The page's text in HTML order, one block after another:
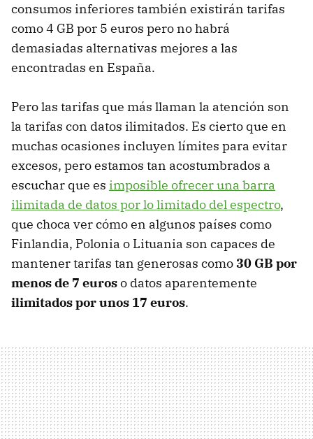
consumos inferiores también existirán tarifas
como 4 GB por 5 euros pero no habrá
demasiadas alternativas mejores a las
encontradas en España.
Pero las tarifas que más llaman la atención son
la tarifas con datos ilimitados. Es cierto que en
muchas ocasiones incluyen límites para evitar
excesos, pero estamos tan acostumbrados a
escuchar que es imposible ofrecer una barra
ilimitada de datos por lo limitado del espectro,
que choca ver cómo en algunos países como
Finlandia, Polonia o Lituania son capaces de
mantener tarifas tan generosas como30 GB por
menos de 7 euroso datos aparentemente
ilimitados por unos 17 euros.